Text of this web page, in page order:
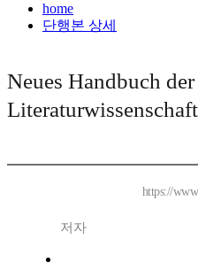
home
단행본 상세
Neues Handbuch der
Literaturwissenschaft
https://
저자